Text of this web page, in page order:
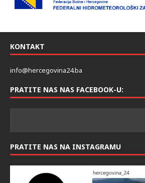
KONTAKT
info@hercegovina24.ba
PRATITE NAS NAS FACEBOOK-U:
PRATITE NAS NA INSTAGRAMU